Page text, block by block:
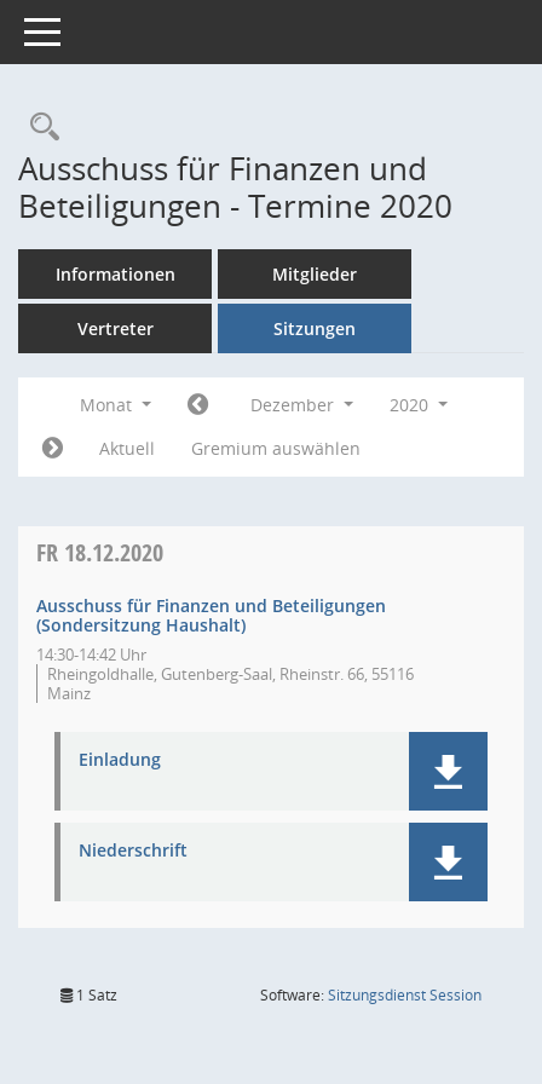
Toggle navigation
Rechercheauswahl
Ausschuss für Finanzen und
Beteiligungen - Termine 2020
Informationen Mitglieder
Vertreter Sitzungen
Monat Dezember
2020
Aktuell
Gremium auswählen
FR 18.12.2020
Ausschuss für Finanzen und Beteiligungen
(Sondersitzung Haushalt)
14:30-14:42 Uhr
Rheingoldhalle, Gutenberg-Saal, Rheinstr. 66, 55116
Mainz
Einladung
Niederschrift
1 Satz Software:SitzungsdienstSession(Wird in